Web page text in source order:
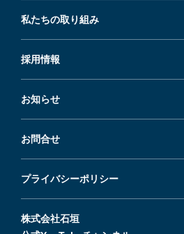
私たちの取り組み
採用情報
お知らせ
お問合せ
プライバシーポリシー
株式会社石垣